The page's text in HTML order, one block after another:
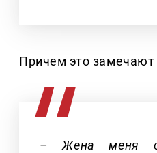
Причем это
– Жена меня с